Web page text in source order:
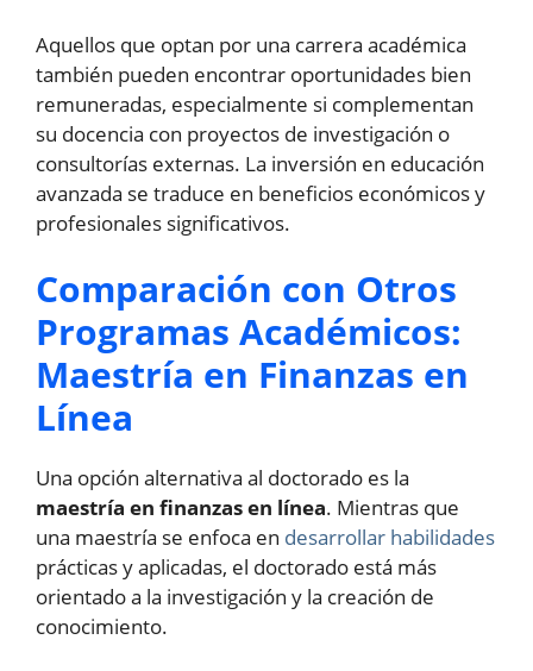
Aquellos que optan por una carrera académica
también pueden encontrar oportunidades bien
remuneradas, especialmente si complementan
su docencia con proyectos de investigación o
consultorías externas. La inversión en educación
avanzada se traduce en beneficios económicos y
profesionales significativos.
Comparación con Otros
Programas Académicos:
Maestría en Finanzas en
Línea
Una opción alternativa al doctorado es la
maestría en finanzas en línea. Mientras que
una maestría se enfoca en desarrollar habilidades
prácticas y aplicadas, el doctorado está más
orientado a la investigación y la creación de
conocimiento.